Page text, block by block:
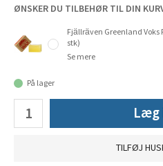
ØNSKER DU TILBEHØR TIL DIN
Fjällräven Greenland Voks
stk)
Se mere
På lager
Læg
TILFØJ